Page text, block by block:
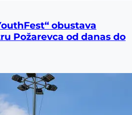
obustava
Požarevca od danas do